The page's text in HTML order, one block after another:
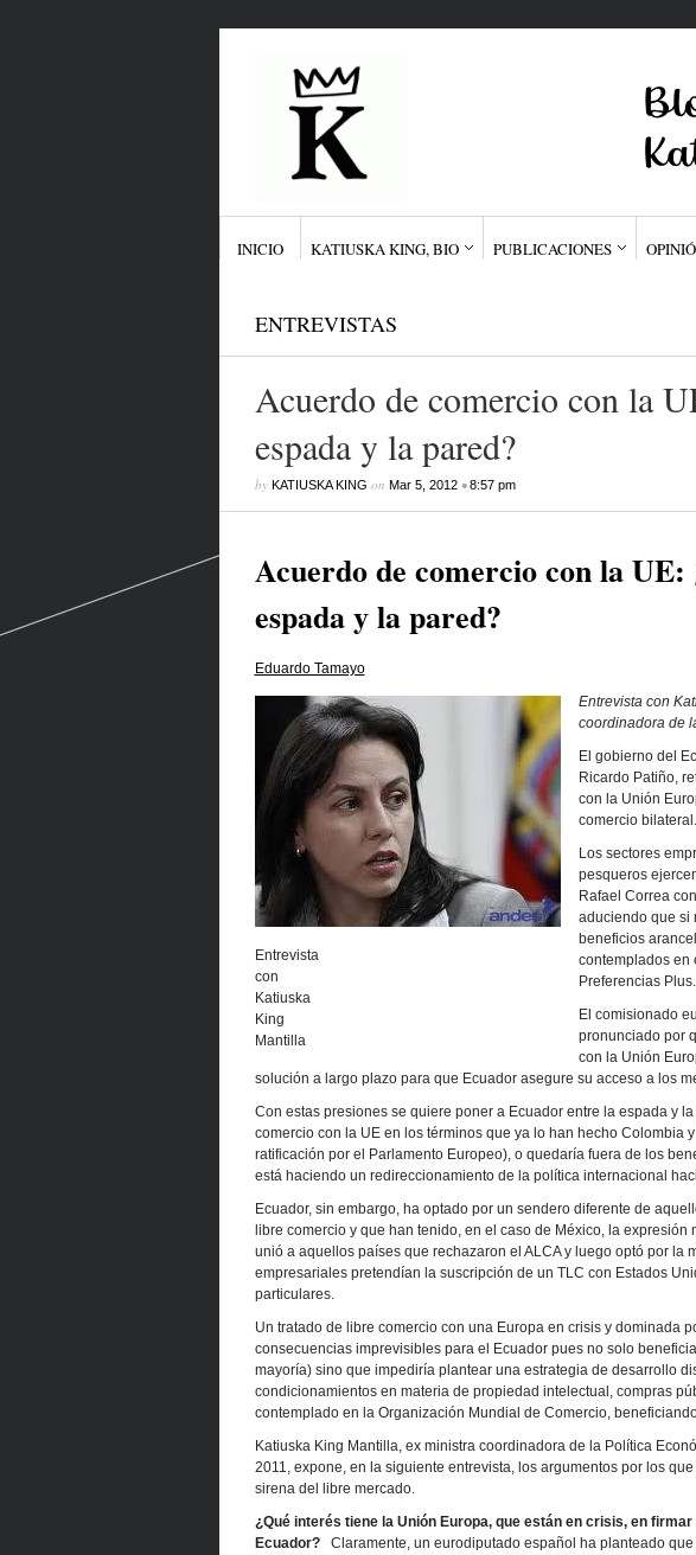
INICIO KATIUSKA KING, BIO PUBLICACIONES
ENTREVISTAS
Acuerdo de comercio con la
espada y la pared?
by KATIUSKA KING on Mar 5, 2012•8:57 pm
Acuerdo de comercio con la
espada y la pared?
Eduardo Tamayo
Entrevista
con
Katiuska
King
Mantilla
Entrevista con
coordinadora de
El gobierno del
Ricardo Patiño,
con la Unión
comercio bilateral.
Los sectores
pesqueros
Rafael Correa
aduciendo que si
beneficios
contemplados en
Preferencias Plus.
El comisionado
pronunciado por
con la Unión
solución a largo plazo para que Ecuador asegure su acceso a los
Con estas presiones se quiere poner a Ecuador entre la espada y
comercio con la UE en los términos que ya lo han hecho Colombia
ratificación por el Parlamento Europeo), o quedaría fuera de los
está haciendo un redireccionamiento de la política internacional
Ecuador, sin embargo, ha optado por un sendero diferente de
libre comercio y que han tenido, en el caso de México, la expresión
unió a aquellos países que rechazaron el ALCA y luego optó por la
empresariales pretendían la suscripción de un TLC con Estados
particulares.
Un tratado de libre comercio con una Europa en crisis y dominada
consecuencias imprevisibles para el Ecuador pues no solo
mayoría) sino que impediría plantear una estrategia de desarrollo
condicionamientos en materia de propiedad intelectual, compras
contemplado en la Organización Mundial de Comercio,
Katiuska King Mantilla, ex ministra coordinadora de la Política
2011, expone, en la siguiente entrevista, los argumentos por los
sirena del libre mercado.
¿Qué interés tiene la Unión Europa, que están en crisis, en
Ecuador?Claramente, un eurodiputado español ha planteado